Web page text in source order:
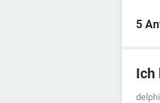
5
Ich